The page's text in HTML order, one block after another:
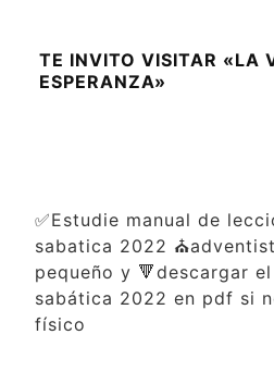
TE INVITO VISITAR «LA
ESPERANZA»
✅Estudie manual de
sabatica 2022
pequeño y 🔻descargar el
sabática 2022 en pdf si
físico